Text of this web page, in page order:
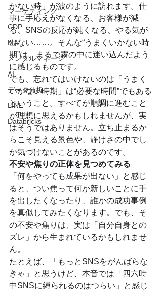
マーケティング
CDP
MA
メンタルマネージ
AI
データ分析
LINE
Databricks
かない時」が波のように訪れます。仕
事に手応えがなくなる、お客様が減
る、SNSの反応が鈍くなる、やる気が
出ない……。そんな“うまくいかない時
期”は、まるで霧の中に迷い込んだよう
に感じるものです。
でも、忘れてはいけないのは「うまく
いかない時期」は“必要な時間”でもある
ということ。すべてが順調に進むこと
が理想に思えるかもしれませんが、実
はそうではありません。立ち止まるか
らこそ見える景色や、静けさの中でし
か気づけないことがあるのです。
不安や焦りの正体を見つめてみる
「何をやっても成果が出ない」と感じ
ると、つい焦って何か新しいことに手
を出したくなったり、誰かの成功事例
を真似してみたくなります。でも、そ
の不安や焦りは、実は「自分自身との
ズレ」から生まれているかもしれませ
ん。
たとえば、「もっとSNSをがんばらな
きゃ」と思うけど、本音では「四六時
中SNSに縛られるのはつらい」と感じ